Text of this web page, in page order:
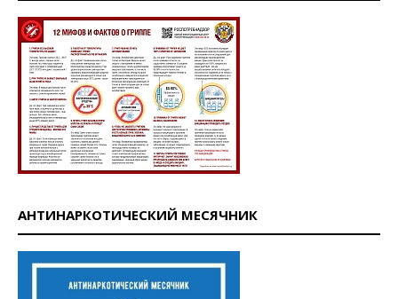
АНТИНАРКОТИЧЕСКИЙ МЕСЯЧНИК